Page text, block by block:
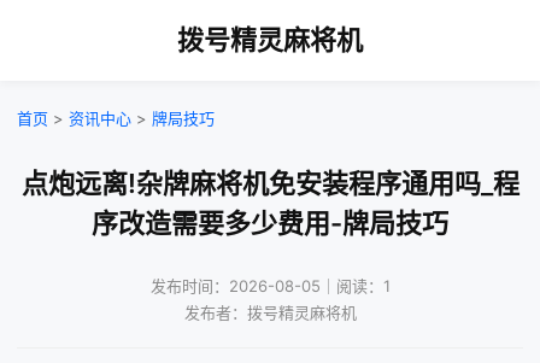
拨号精灵麻将机
首页 > 资讯中心 > 牌局技巧
点炮远离!杂牌麻将机免安装程序通用吗_程
序改造需要多少费用-牌局技巧
发布时间：2026-08-05｜阅读：1
发布者：拨号精灵麻将机